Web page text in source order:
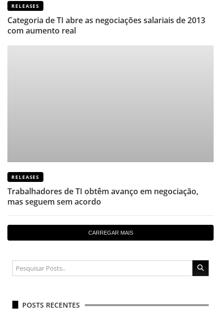
RELEASES
Categoria de TI abre as negociações salariais de 2013
com aumento real
RELEASES
Trabalhadores de TI obtêm avanço em negociação,
mas seguem sem acordo
CARREGAR MAIS
POSTS RECENTES